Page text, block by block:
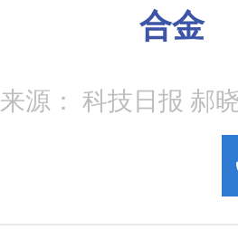
合金
来源： 科技日报 郝